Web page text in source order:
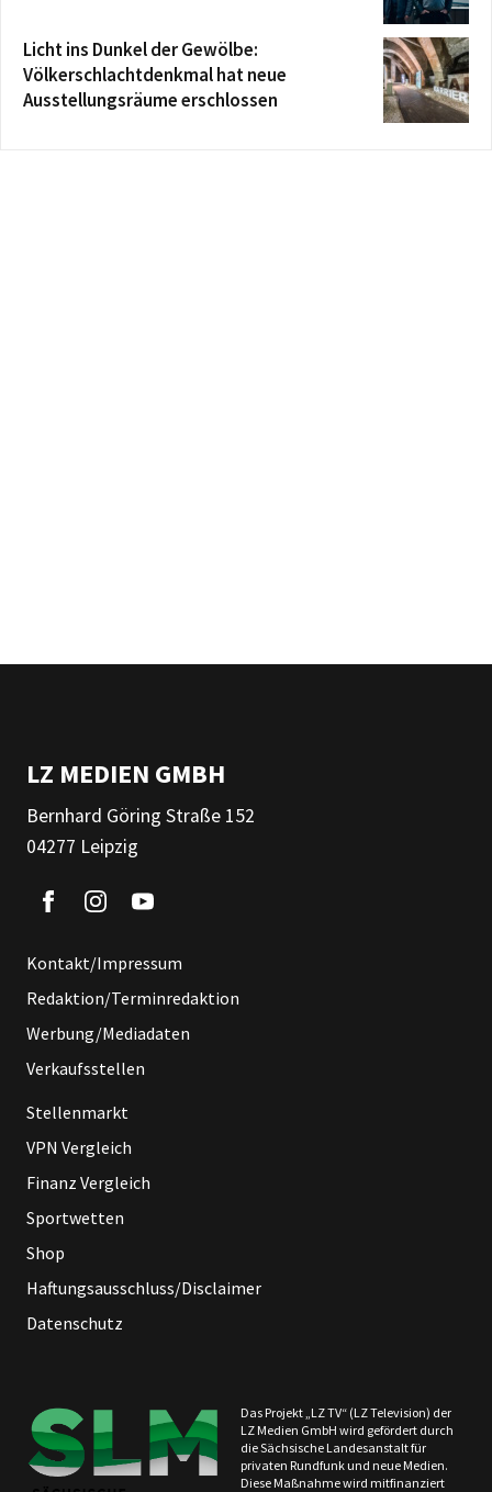
Licht ins Dunkel der Gewölbe:
Völkerschlachtdenkmal hat neue
Ausstellungsräume erschlossen
LZ MEDIEN GMBH
Bernhard Göring Straße 152
04277 Leipzig
Kontakt/Impressum
Redaktion/Terminredaktion
Werbung/Mediadaten
Verkaufsstellen
Stellenmarkt
VPN Vergleich
Finanz Vergleich
Sportwetten
Shop
Haftungsausschluss/Disclaimer
Datenschutz
Das Projekt „LZ TV“ (LZ Television) der
LZ Medien GmbH wird gefördert durch
die Sächsische Landesanstalt für
privaten Rundfunk und neue Medien.
Diese Maßnahme wird mitfinanziert